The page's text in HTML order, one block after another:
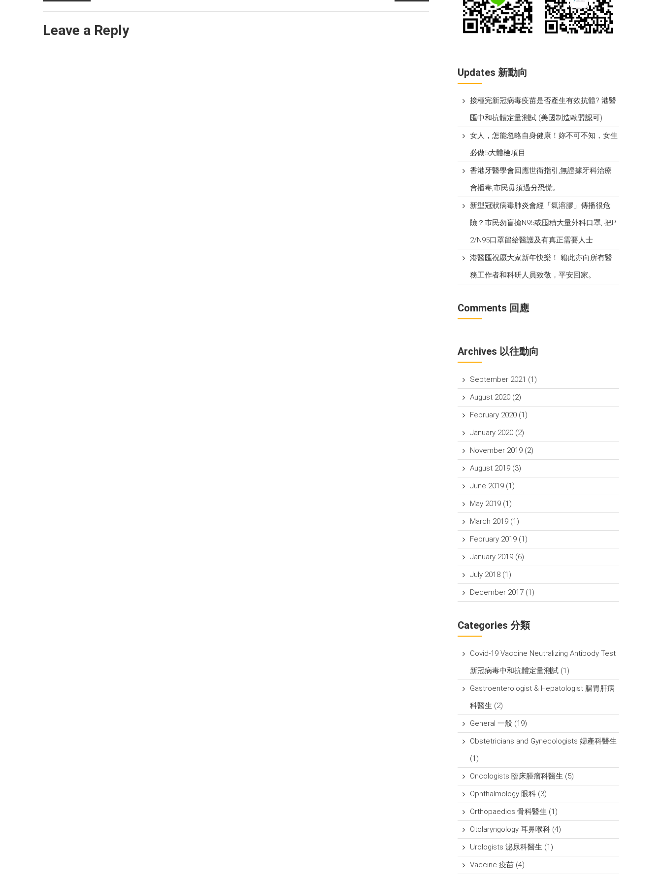
Leave a Reply
Updates 新動向
接種完新冠病毒疫苗是否產生有效抗體? 港醫
匯中和抗體定量測試 (美國制造歐盟認可)
女人，怎能忽略自身健康！妳不可不知，女生
必做5大體檢項目
香港牙醫學會回應世衞指引,無證據牙科治療
會播毒,市民毋須過分恐慌。
新型冠狀病毒肺炎會經「氣溶膠」傳播很危
險？巿民勿盲搶N95或囤積大量外科口罩, 把P​
2/N95口罩留給醫護及有真正需要人士
港醫匯祝愿大家新年快樂！ 籍此亦向所有醫
務工作者和科研人員致敬，平安回家。
Comments 回應
Archives 以往動向
September 2021 (1)
August 2020 (2)
February 2020 (1)
January 2020 (2)
November 2019 (2)
August 2019 (3)
June 2019 (1)
May 2019 (1)
March 2019 (1)
February 2019 (1)
January 2019 (6)
July 2018 (1)
December 2017 (1)
Categories 分類
Covid-19 Vaccine Neutralizing Antibody Test
新冠病毒中和抗體定量測試 (1)
Gastroenterologist & Hepatologist 腸胃肝病
科醫生 (2)
General 一般 (19)
Obstetricians and Gynecologists 婦產科醫生
(1)
Oncologists 臨床腫瘤科醫生 (5)
Ophthalmology 眼科 (3)
Orthopaedics 骨科醫生 (1)
Otolaryngology 耳鼻喉科 (4)
Urologists 泌尿科醫生 (1)
Vaccine 疫苗 (4)